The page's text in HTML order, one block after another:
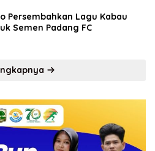
Persembahkan Lagu Kabau
Semen Padang FC